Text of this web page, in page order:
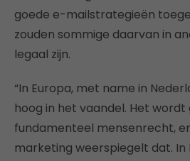
goede e-mailstrategieën
zouden sommige daarvan in
legaal zijn.
“In Europa, met name in
hoog in het vaandel. Het wordt
fundamenteel mensenrecht,
marketing weerspiegelt dat.